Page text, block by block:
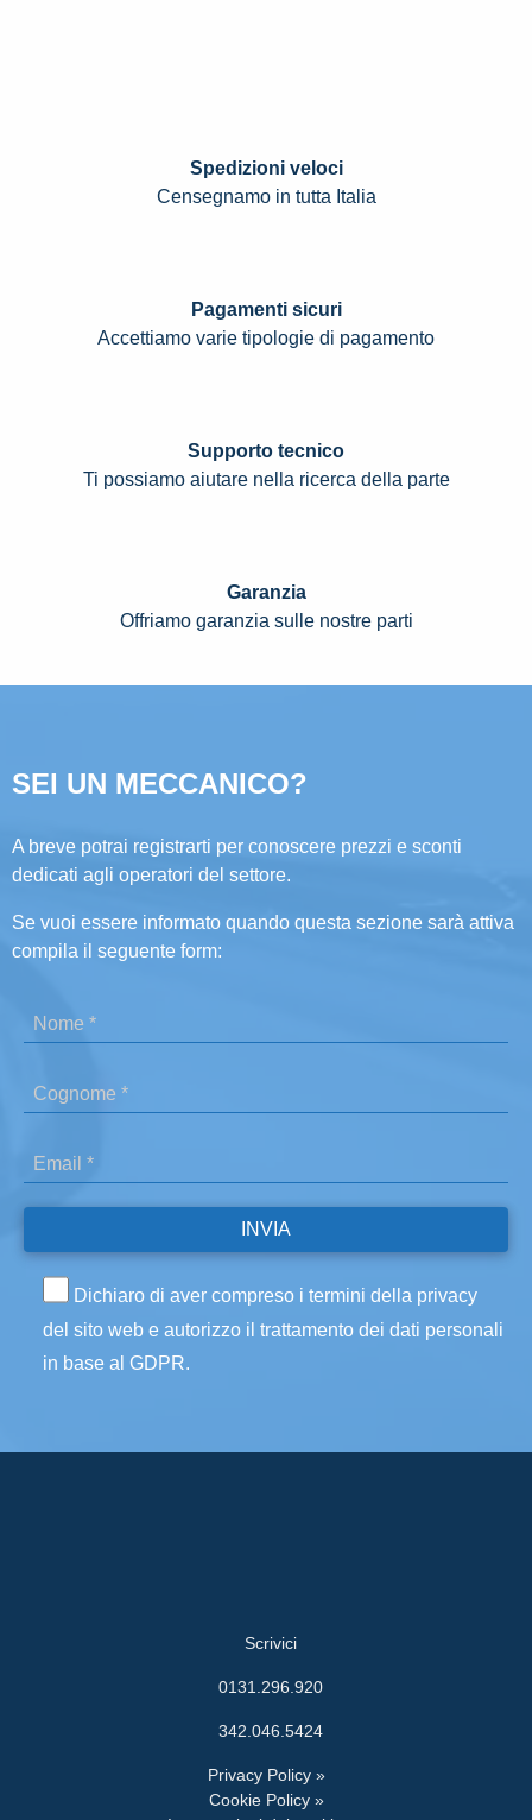
Spedizioni veloci
Censegnamo in tutta Italia
Pagamenti sicuri
Accettiamo varie tipologie di pagamento
Supporto tecnico
Ti possiamo aiutare nella ricerca della parte
Garanzia
Offriamo garanzia sulle nostre parti
SEI UN MECCANICO?
A breve potrai registrarti per conoscere prezzi e sconti
dedicati agli operatori del settore.
Se vuoi essere informato quando questa sezione sarà attiva
compila il seguente form:
Dichiaro di aver compreso i termini della privacy
del sito web e autorizzo il trattamento dei dati personali
in base al GDPR.
Scrivici
0131.296.920
342.046.5424
Privacy Policy »
Cookie Policy »